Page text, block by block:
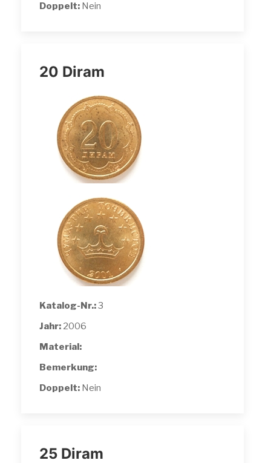
Doppelt: Nein
20 Diram
Katalog-Nr.:3
Jahr: 2006
Material:
Bemerkung:
Doppelt: Nein
25 Diram